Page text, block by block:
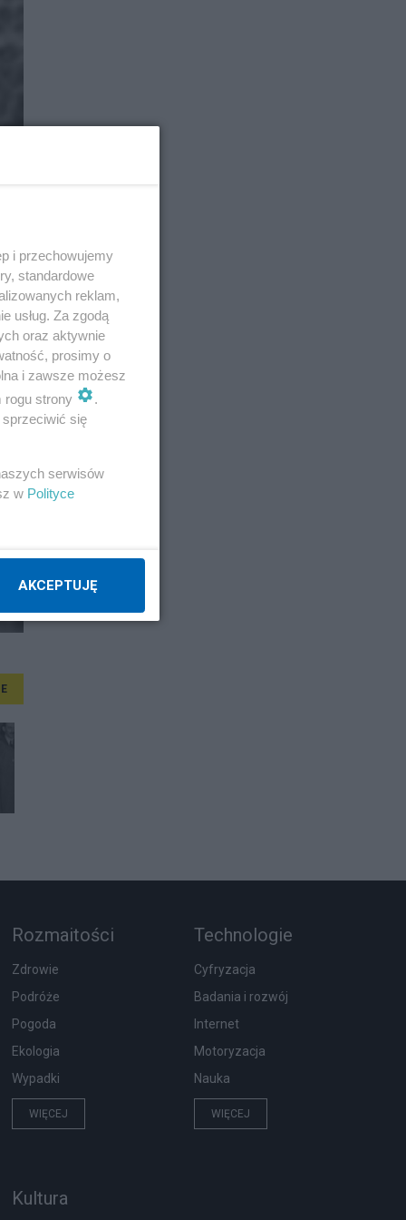
Rozmaitości
Zdrowie
Podróże
Pogoda
Ekologia
Wypadki
WIĘCEJ
Technologie
Cyfryzacja
Badania i rozwój
Internet
Motoryzacja
Nauka
WIĘCEJ
Kultura
i przechowujemy
standardowe
reklam,
usług. Za zgodą
oraz aktywnie
prosimy o
i zawsze możesz
rogu strony
.
się
serwisów
w Polityce
AKCEPTUJĘ